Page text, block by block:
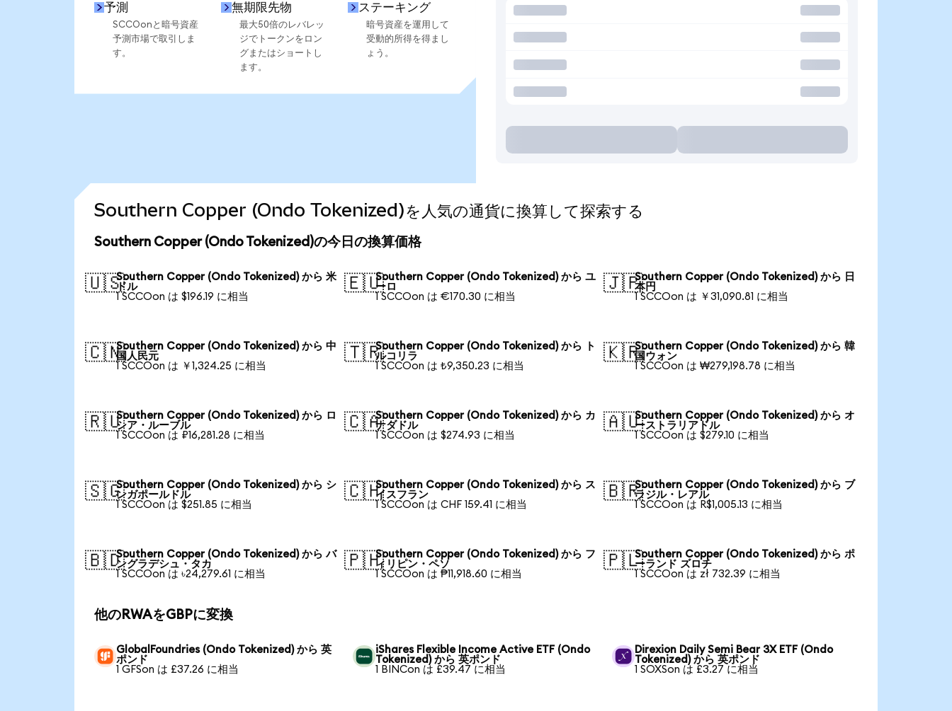
予測
SCCOonと暗号資産
予測市場で取引しま
す。
無期限先物
最大50倍のレバレッ
ジでトークンをロン
グまたはショートし
ます。
ステーキング
暗号資産を運用して
受動的所得を得まし
ょう。
Southern Copper (Ondo Tokenized)を人気の通貨に換算して探索する
Southern Copper (Ondo Tokenized)の今日の換算価格
🇺🇸Southern Copper (Ondo Tokenized) から 米
ドル
1 SCCOon は $196.19 に相当
🇪🇺Southern Copper (Ondo Tokenized) から ユ
ーロ
1 SCCOon は €170.30 に相当
🇯🇵Southern Copper (Ondo Tokenized) から 日
本円
1 SCCOon は ￥31,090.81 に相当
🇨🇳Southern Copper (Ondo Tokenized) から 中
国人民元
1 SCCOon は ￥1,324.25 に相当
🇹🇷Southern Copper (Ondo Tokenized) から ト
ルコリラ
1 SCCOon は ₺9,350.23 に相当
🇰🇷Southern Copper (Ondo Tokenized) から 韓
国ウォン
1 SCCOon は ₩279,198.78 に相当
🇷🇺Southern Copper (Ondo Tokenized) から ロ
シア・ルーブル
1 SCCOon は ₽16,281.28 に相当
🇨🇦Southern Copper (Ondo Tokenized) から カ
ナダドル
1 SCCOon は $274.93 に相当
🇦🇺Southern Copper (Ondo Tokenized) から オ
ーストラリアドル
1 SCCOon は $279.10 に相当
🇸🇬Southern Copper (Ondo Tokenized) から シ
ンガポールドル
1 SCCOon は $251.85 に相当
🇨🇭Southern Copper (Ondo Tokenized) から ス
イスフラン
1 SCCOon は CHF 159.41 に相当
🇧🇷Southern Copper (Ondo Tokenized) から ブ
ラジル・レアル
1 SCCOon は R$1,005.13 に相当
🇧🇩Southern Copper (Ondo Tokenized) から バ
ングラデシュ・タカ
1 SCCOon は ৳24,279.61 に相当
🇵🇭Southern Copper (Ondo Tokenized) から フ
ィリピン・ペソ
1 SCCOon は ₱11,918.60 に相当
🇵🇱Southern Copper (Ondo Tokenized) から ポ
ーランド ズロチ
1 SCCOon は zł 732.39 に相当
他のRWAをGBPに変換
GlobalFoundries (Ondo Tokenized) から 英
ポンド
1 GFSon は £37.26 に相当
iShares Flexible Income Active ETF (Ondo
Tokenized) から 英ポンド
1 BINCon は £39.47 に相当
Direxion Daily Semi Bear 3X ETF (Ondo
Tokenized) から 英ポンド
1 SOXSon は £3.27 に相当